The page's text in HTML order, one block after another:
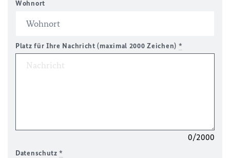
Wohnort
Platz für Ihre Nachricht (maximal 2000 Zeichen) *
0/2000
Datenschutz*